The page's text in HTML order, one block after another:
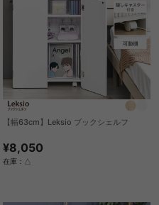
【幅63cm】Leksio ブックシェルフ
¥8,050
在庫：△